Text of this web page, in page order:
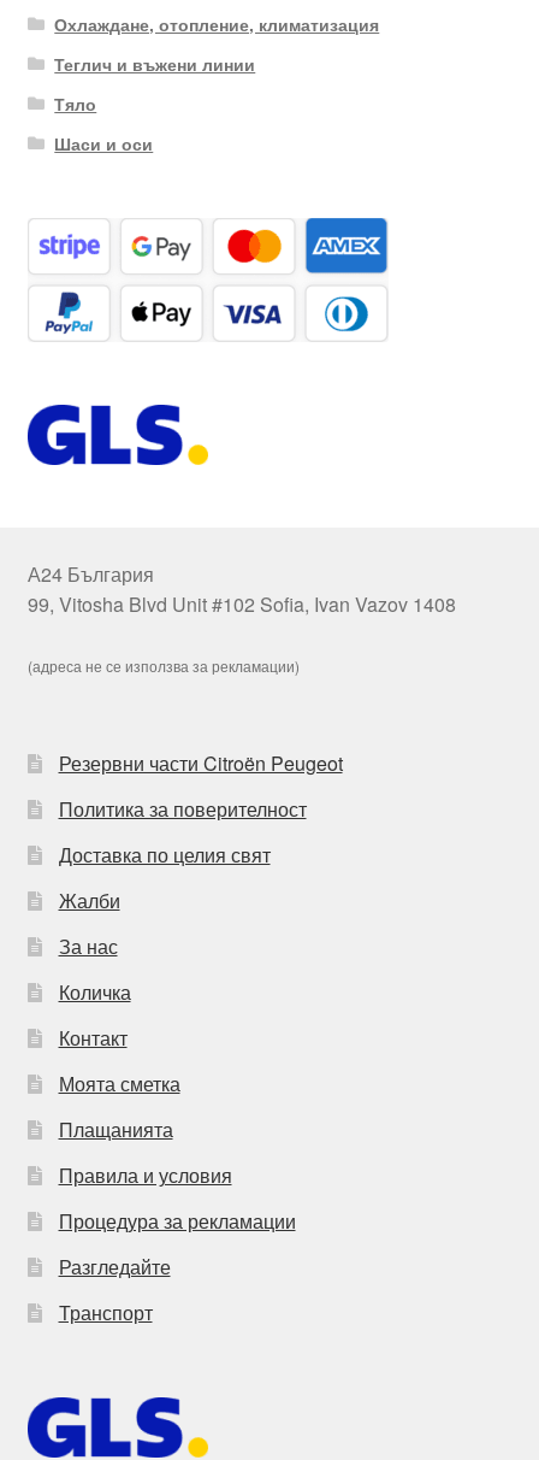
Охлаждане, отопление, климатизация
Теглич и въжени линии
Тяло
Шаси и оси
А24 България
99, Vitosha Blvd Unit #102 Sofia, Ivan Vazov 1408
(адреса не се използва за рекламации)
Резервни части Citroën Peugeot
Политика за поверителност
Доставка по целия свят
Жалби
За нас
Количка
Контакт
Моята сметка
Плащанията
Правила и условия
Процедура за рекламации
Разгледайте
Транспорт